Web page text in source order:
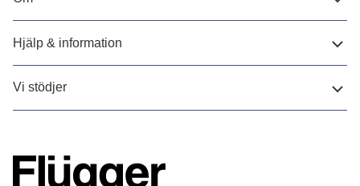
Hjälp & information
Vi stödjer